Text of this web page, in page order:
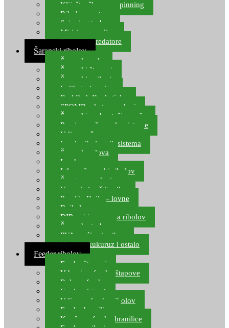
Kliješta, škare za spinning
Ribolov pastrve
Spinning torbe
Mirisi za varalice
Plovci za predatore
Šaranski ribolov
Šaranske role
Šaranski štapovi
Šaranski najloni
Indikatori ugriza
Rod Pod, Banksticks
SPOMB rakete, markeri
Šaranski podmetači, mreže
Pernice za šaranske sisteme
Udice za šarana, amura
Izrada ribolovnih sistema
Šaranska olova
Leadcore
Igle za šaranski ribolov
Špage, upredenice
Vaganje i zaštita ribe
Pop Up Boile – lovne
Boile lovne
DIP-ovi i arome za ribolov
Šaranske torbe
PVA vrećice i pribor
Umjetni kukuruz i ostalo
Feeder ribolov
Feeder štapovi
Vrhovi za feeder štapove
Role za feeder
Feeder sistemi
Udice za feeder ribolov
Feeder hranilice
Kopče za feeder hranilice